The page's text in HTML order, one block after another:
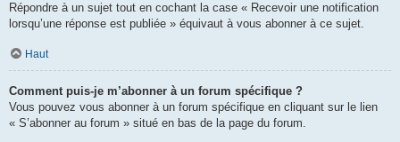
Répondre à un sujet tout en cochant la case « Recevoir une notification
lorsqu’une réponse est publiée » équivaut à vous abonner à ce sujet.
Haut
Comment puis-je m’abonner à un forum spécifique ?
Vous pouvez vous abonner à un forum spécifique en cliquant sur le lien
« S’abonner au forum » situé en bas de la page du forum.